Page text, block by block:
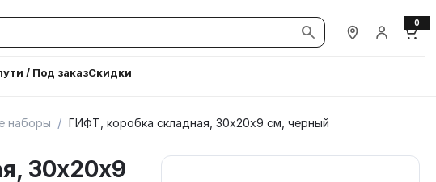
Наши магазины
Вход /
0
/ Под заказСкидки
наборы / ГИФТ, коробка складная, 30х20х9 см, черный
30х20х9